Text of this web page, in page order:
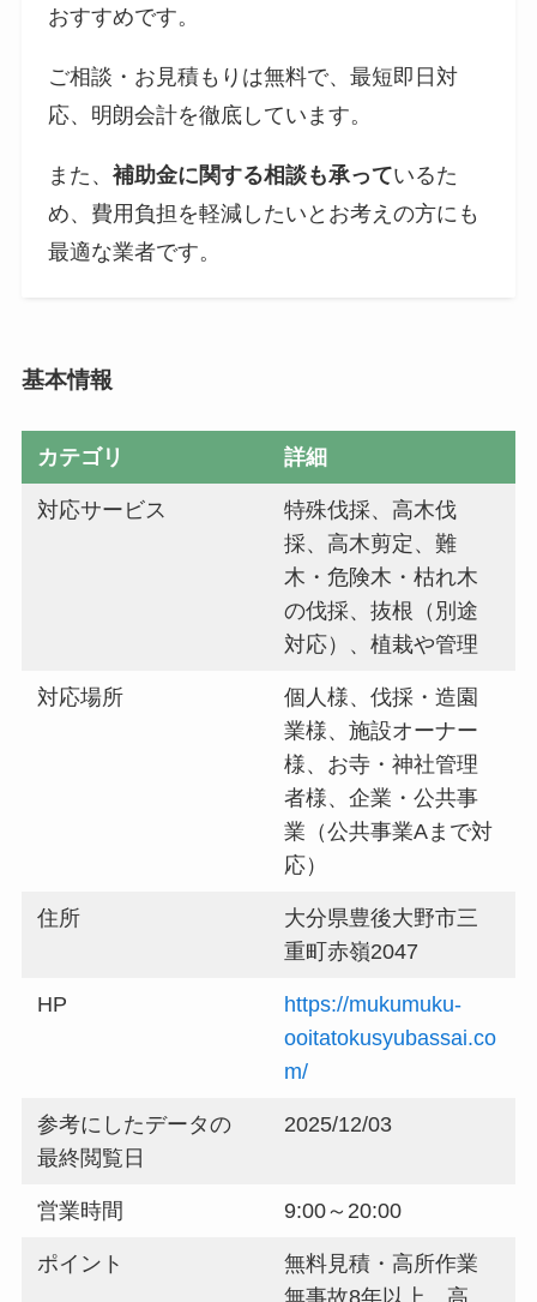
おすすめです。
ご相談・お見積もりは無料で、最短即日対
応、明朗会計を徹底しています。
また、補助金に関する相談も承っているた
め、費用負担を軽減したいとお考えの方にも
最適な業者です。
基本情報
カテゴリ 詳細
対応サービス
特殊伐採、高木伐
採、高木剪定、難
木・危険木・枯れ木
の伐採、抜根（別途
対応）、植栽や管理
対応場所
個人様、伐採・造園
業様、施設オーナー
様、お寺・神社管理
者様、企業・公共事
業（公共事業Aまで対
応）
住所
大分県豊後大野市三
重町赤嶺2047
HP
https://mukumuku-
ooitatokusyubassai.co
m/
参考にしたデータの
最終閲覧日
2025/12/03
営業時間 9:00～20:00
ポイント
無料見積・高所作業
無事故8年以上、高